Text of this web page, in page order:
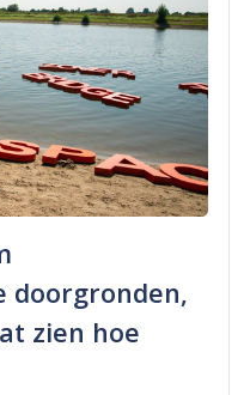
doorgronden,
zien hoe